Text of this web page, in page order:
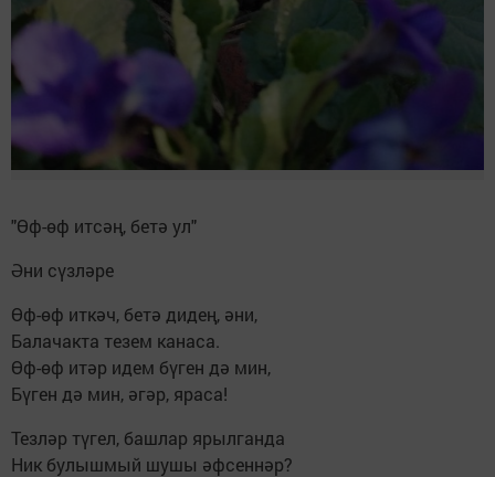
"Өф-өф итсәң, бетә ул"
Әни сүзләре
Өф-өф иткәч, бетә дидең, әни,
Балачакта тезем канаса.
Өф-өф итәр идем бүген дә мин,
Бүген дә мин, әгәр, яраса!
Тезләр түгел, башлар ярылганда
Ник булышмый шушы әфсеннәр?